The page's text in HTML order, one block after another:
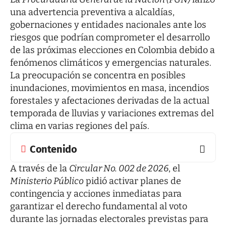
una advertencia preventiva a alcaldías,
gobernaciones y entidades nacionales ante los
riesgos que podrían comprometer el desarrollo
de las próximas elecciones en Colombia debido a
fenómenos climáticos y emergencias naturales.
La preocupación se concentra en posibles
inundaciones, movimientos en masa, incendios
forestales y afectaciones derivadas de la actual
temporada de lluvias y variaciones extremas del
clima en varias regiones del país.
Contenido
A través de la Circular No. 002 de 2026, el
Ministerio Públicopidió activar planes de
contingencia y acciones inmediatas para
garantizar el derecho fundamental al voto
durante las jornadas electorales previstas para